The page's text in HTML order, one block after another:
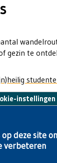
gezin te
de Vrije
te Elsene
bezoeken
instellingen
deze site
verbeteren